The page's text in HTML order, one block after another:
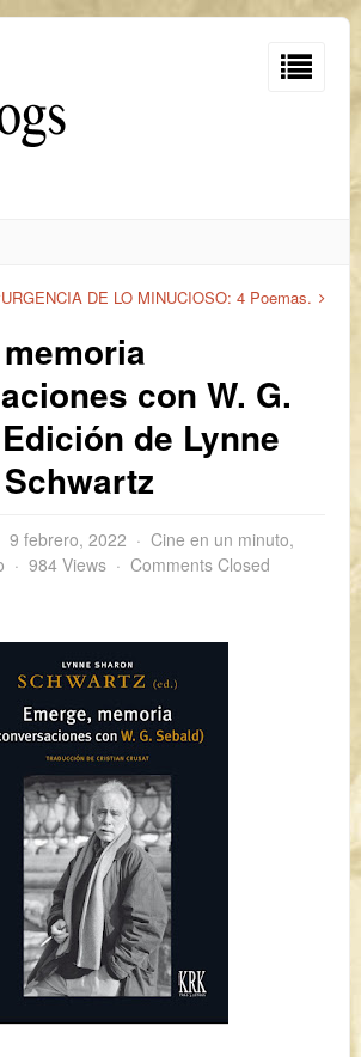
URGENCIA DE LO MINUCIOSO: 4 Poemas.
con W. G.
de Lynne
9 febrero, 2022 Cine en un minuto,
984 Views Comments Closed